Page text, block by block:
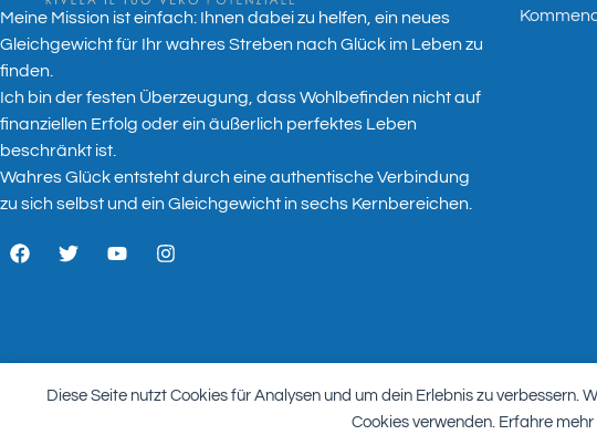
Diese Seite nutzt Cookies für Analysen und um dein Erlebnis zu
Cookies verwenden. Erfahre
Meine Mission ist einfach: Ihnen dabei zu helfen, ein neues
Gleichgewicht für Ihr wahres Streben nach Glück im Leben zu
finden.
Ich bin der festen Überzeugung, dass Wohlbefinden nicht auf
finanziellen Erfolg oder ein äußerlich perfektes Leben
beschränkt ist.
Wahres Glück entsteht durch eine authentische Verbindung
zu sich selbst und ein Gleichgewicht in sechs Kernbereichen.
Reservierter Bereich